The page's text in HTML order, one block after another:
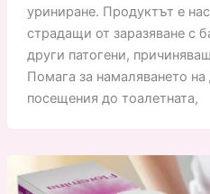
уриниране. Продуктът е
страдащи от заразяване с
други патогени,
Помага за намаляването
посещения до тоалетната,